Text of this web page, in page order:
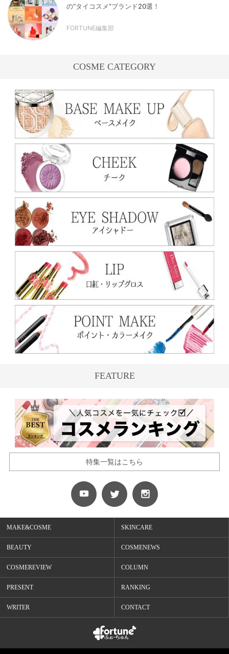
の“タイコスメ”ブランド20選！
FORTUNE編集部
COSME CATEGORY
FEATURE
特集一覧はこちら
MAKE&COSME SKINCARE
BEAUTY COSMENEWS
COSMEREVIEW COLUMN
PRESENT RANKING
WRITER CONTACT